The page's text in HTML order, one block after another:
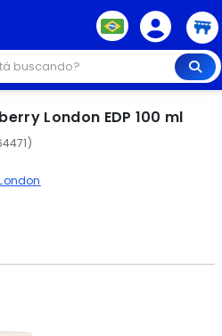
London EDP 100 ml